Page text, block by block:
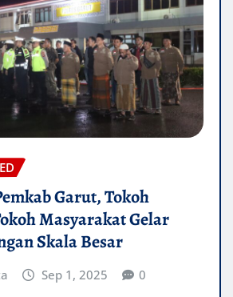
Garut, Tokoh
Masyarakat Gelar
Skala Besar
Sep 1, 2025 0